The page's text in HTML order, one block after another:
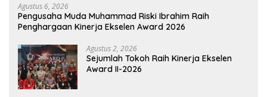
Agustus 6, 2026
Pengusaha Muda Muhammad Riski Ibrahim Raih
Penghargaan Kinerja Ekselen Award 2026
Agustus 2, 2026
Sejumlah Tokoh Raih Kinerja Ekselen
Award II-2026